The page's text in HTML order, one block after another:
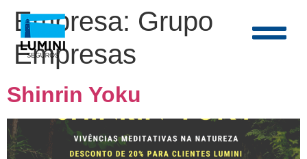
Empresa: Grupo
Empresas
Shinrin Yoku